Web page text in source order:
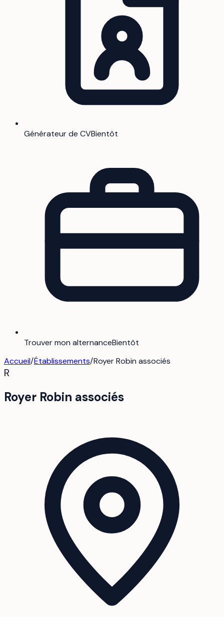
Générateur de CVBientôt
Trouver mon alternanceBientôt
Accueil/Établissements/Royer Robin associés
R
Royer Robin associés